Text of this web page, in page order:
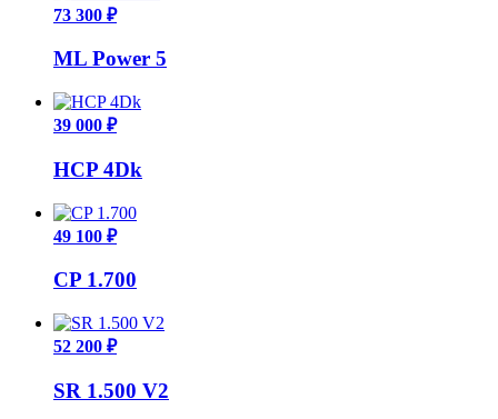
73 300 ₽
ML Power 5
39 000 ₽
HCP 4Dk
49 100 ₽
CP 1.700
52 200 ₽
SR 1.500 V2